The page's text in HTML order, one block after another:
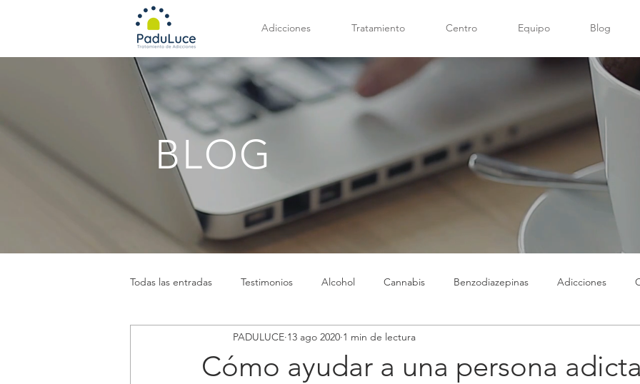
Adicciones Tratamiento Centro Equipo Blog
BLOG
Todas las entradas Testimonios Alcohol Cannabis Benzodiazepinas Adicciones
Estados de conducta Tabaco Adicciones sin sustancia
Cómo ayudar a una persona
PADULUCE 13 ago 2020 1 min de lectura